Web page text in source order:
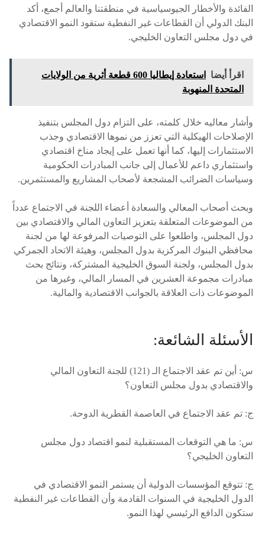
الفائدة والأخطار الجيوسياسية في منطقتنا والعالم أجمع، أكد
البنك الدولي أن القطاعات غير النفطية ستقود النمو الاقتصادي
في دول مجلس التعاون الخليجي.
اقرأ أيضا
استعادة إيطاليا 600 قطعة أثرية من الولايات
المتحدة المنهوبة
وأشار معاليه خلال كلمته، على التزام دول المجلس بتنفيذ
الإصلاحات الهيكلية التي تعزز من نموها الاقتصادي وجذب
الاستثمارات إليها، كما أنها تعمل على إيجاد مناخ اقتصادي
واستثماري داعم للأعمال إلى جانب المبادرات الحكومية
وسياسات الضرائب المشجعة لأصحاب المشاريع والمستثمرين.
وبحث أصحاب المعالي والسعادة أعضاء اللجنة في الاجتماع عدداً
من الموضوعات المتعلقة بتعزيز التعاون المالي والاقتصادي بين
دول المجلس، واطلعوا على التوصيات المرفوعة لها من لجنة
محافظي البنوك المركزية بدول المجلس، وهيئة الاتحاد الجمركي
بدول المجلس، ولجنة السوق الخليجية المشتركة، ونتائج بحث
مبادرات مجموعة العشرين في المسار المالي، وغيرها من
الموضوعات ذات العلاقة بالجوانب الاقتصادية والمالية.
الأسئلة الشائعة:
س: أين تم عقد الاجتماع الـ (121) للجنة التعاون المالي
والاقتصادي بدول مجلس التعاون؟
ج: تم عقد الاجتماع في العاصمة القطرية الدوحة.
س: ما هي التوقعات المستقبلية لنمو اقتصاد دول مجلس
التعاون الخليجي؟
ج: تتوقع المؤسسات الدولية أن يستمر النمو الاقتصادي في
الدول الخليجية في السنوات القادمة وأن القطاعات غير النفطية
ستكون الدافع الرئيسي لهذا النمو.